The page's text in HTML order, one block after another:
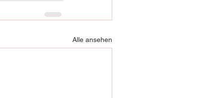
Alle ansehen